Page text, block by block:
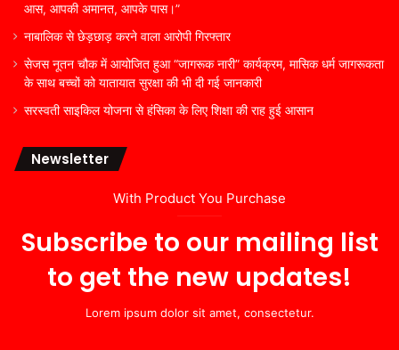
आस, आपकी अमानत, आपके पास।”
नाबालिक से छेड़छाड़ करने वाला आरोपी गिरफ्तार
सेजस नूतन चौक में आयोजित हुआ “जागरूक नारी” कार्यक्रम, मासिक धर्म जागरूकता
के साथ बच्चों को यातायात सुरक्षा की भी दी गई जानकारी
सरस्वती साइकिल योजना से हंसिका के लिए शिक्षा की राह हुई आसान
Newsletter
With Product You Purchase
Subscribe to our mailing list
to get the new updates!
Lorem ipsum dolor sit amet, consectetur.